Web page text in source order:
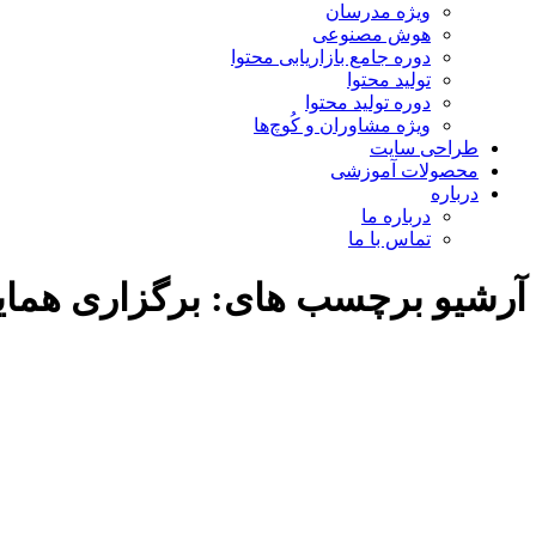
ویژه مدرسان
هوش مصنوعی
دوره جامع بازاریابی محتوا
تولید محتوا
دوره تولید محتوا
ویژه مشاوران و کُوچ‌ها
طراحی سایت
محصولات آموزشی
درباره
درباره ما
تماس با ما
آرشیو برچسب های: برگزاری